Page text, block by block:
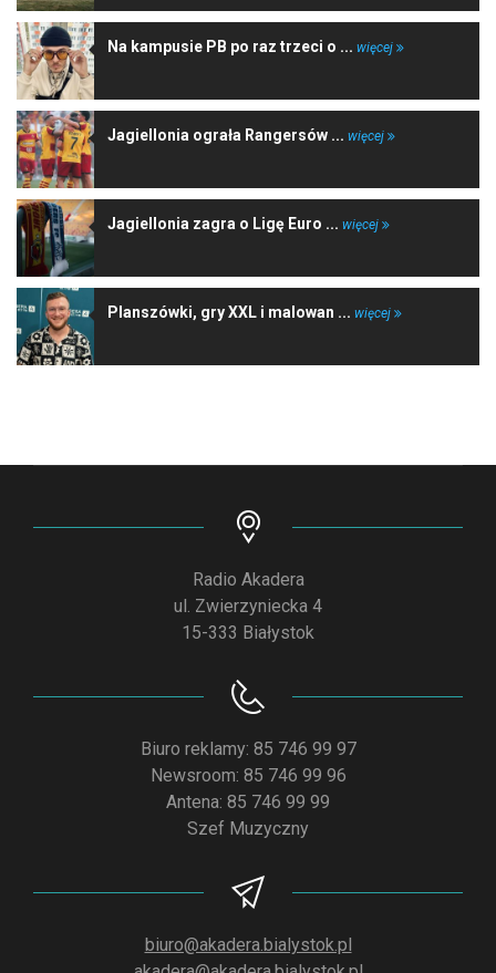
Na kampusie PB po raz trzeci o ... więcej
Jagiellonia ograła Rangersów ... więcej
Jagiellonia zagra o Ligę Euro ... więcej
Planszówki, gry XXL i malowan ... więcej
Radio Akadera
ul. Zwierzyniecka 4
15-333 Białystok
Biuro reklamy: 85 746 99 97
Newsroom: 85 746 99 96
Antena: 85 746 99 99
Szef Muzyczny
biuro@akadera.bialystok.pl